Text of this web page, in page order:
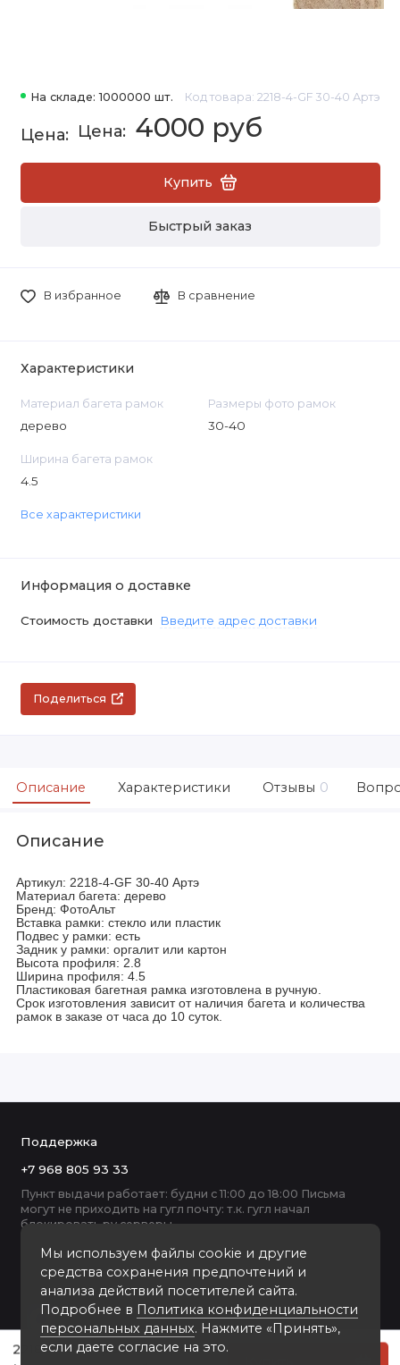
2218-4-GF деревянная рамка 30-40
На складе: 1000000 шт. Код товара: 2218-4-GF 30-40 Артэ
4000 руб
Купить
Быстрый заказ
В избранное В сравнение
Характеристики
Материал багета рамок
дерево
Размеры фото рамок
30-40
Ширина багета рамок
4.5
Все характеристики
Информация о доставке
Стоимость доставки Введите адрес доставки
Поделиться
Описание Характеристики Отзывы 0
Описание
Артикул: 2218-4-GF 30-40 Артэ
Материал багета: дерево
Бренд: ФотоАльт
Вставка рамки: стекло или пластик
Подвес у рамки: есть
Задник у рамки: оргалит или картон
Высота профиля: 2.8
Ширина профиля: 4.5
Пластиковая багетная рамка изготовлена в ручную.
Срок изготовления зависит от наличия багета и количества
рамок в заказе от часа до 10 суток.
Мы используем файлы cookie и другие
средства сохранения предпочтений и
анализа действий посетителей сайта.
Подробнее в Политика конфиденциальности
персональных данных. Нажмите «Принять»,
если даете согласие на это.
Поддержка
+7 968 805 93 33
Пункт выдачи работает: будни с 11:00 до 18:00 Письма
могут не приходить на гугл почту: т.к. гугл начал
блокировать ру серверы